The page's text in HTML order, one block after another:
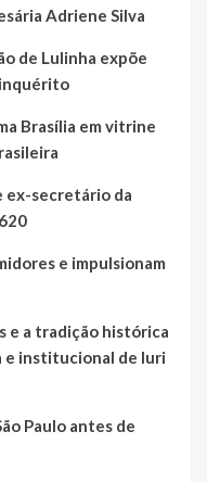
Adriene Silva
de Lulinha expõe
Brasília em vitrine
ex-secretário da
e impulsionam
e a tradição histórica
e institucional de Iuri
Paulo antes de